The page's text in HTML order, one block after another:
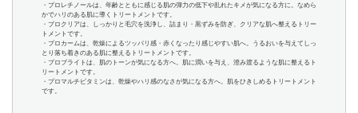
・プロレチノールは、年齢とともに感じる肌の弾力の低下や乱れたキメが気になる方に。なめら
かでハリのある肌に導くトリートメントです。
・プロクリアは、しっかりと毛穴を洗浄し、詰まり・黒ずみを防ぎ、クリアな肌へ整えるトリー
トメントです。
・プロカームは、乾燥によるツッパリ感・赤くなったり感じやすい肌へ。うるおいを与えてしっ
とり落ち着きのある肌に整えるトリートメントです。
・プロブライトは、肌のトーンが気になる方へ。肌に潤いを与え、澄み渡るような肌に整えるト
リートメントです。
・プロマルチビタミンは、乾燥やハリ感のなさが気になる方へ。肌をひきしめるトリートメント
です。